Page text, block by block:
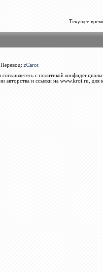
Текущее
zCarot
с политикой
авторства и ссылки на www.kroi.ru, для